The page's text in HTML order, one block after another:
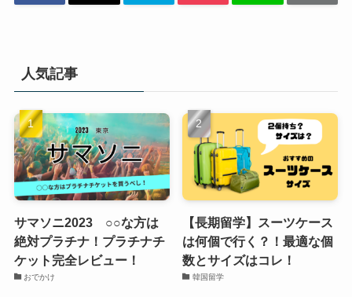
人気記事
サマソニ2023 ○○な方は
絶対プラチナ！プラチナチ
ケット完全レビュー！
おでかけ
【長期留学】スーツケース
は何個で行く？！最適な個
数とサイズはコレ！
韓国留学